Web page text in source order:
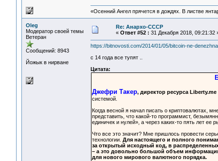
«Осенний Ангел прячется в дождях. В листве
Oleg
Модератор своей темы
Ветеран
Сообщений: 8943
Йожык в нирване
Re: Анархо-СССР
« Ответ #52 : 31 Декабря 2018, 09:21:32
https://bitnovosti.com/2014/01/05/bitcoin-ne-
с 14 года все тупят ..
Цитата:
Джефри Такер, директор ресурса Liberty.me
системой.
Когда весной я начал писать о криптовалютах,
представить, что какой-то программист,
единичек и нулей», а через каких-то пять лет ее
Что все это значит? Мне пришлось провести
технологии. Для настоящего и полного
за открытый исходный код, в
– а это довольно большой объем
для нового мирового валютного порядка.